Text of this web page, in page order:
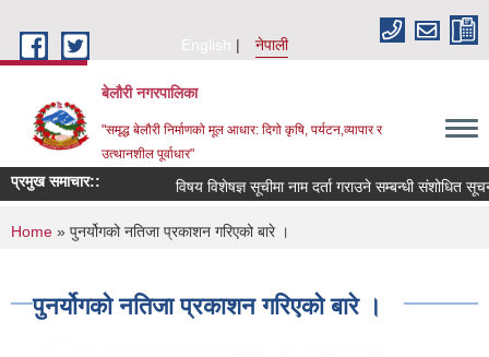
English
नेपाली
बेलौरी नगरपालिका
"समृद्ध बेलौरी निर्माणको मूल आधार: दिगो कृषि, पर्यटन,व्यापार र
उत्थानशील पूर्वाधार"
प्रमुख समाचार:: विषय विशेषज्ञ सूचीमा नाम दर्ता गराउने सम्बन्धी संशोधित सूचना ।
You are here
Home » पुनर्योगको नतिजा प्रकाशन गरिएको बारे ।
पुनर्योगको नतिजा प्रकाशन गरिएको बारे ।